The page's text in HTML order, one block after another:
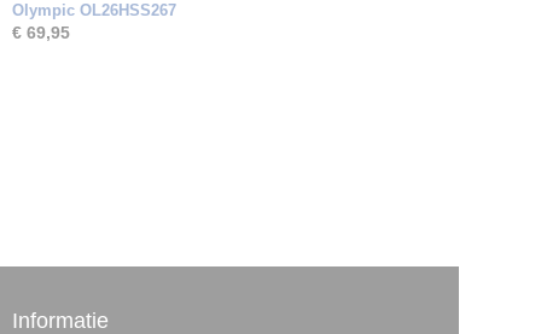
Olympic OL26HSS267
€ 69,95
Informatie